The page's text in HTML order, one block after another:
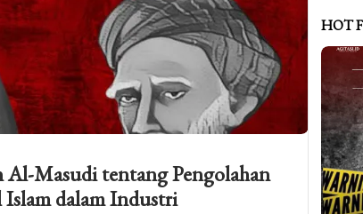
Masudi tentang Pengolahan
dalam Industri
HOT